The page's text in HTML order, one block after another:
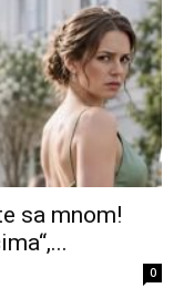
sa mnom!
0